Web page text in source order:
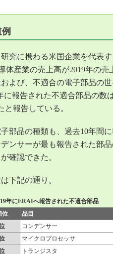
究に携わる米国企業を代表
体産業の売上高が2019年の売
よび、不適合の電子部品の
に報告された不適合部品の数
と報告している。
部品の種類も、過去10年間
ンサーが最も報告された部
確認できた。
下記の通り。
年にERAIへ報告された不適合部品
位
品目
コンデンサー
マイクロプロセッサ
トランジスタ